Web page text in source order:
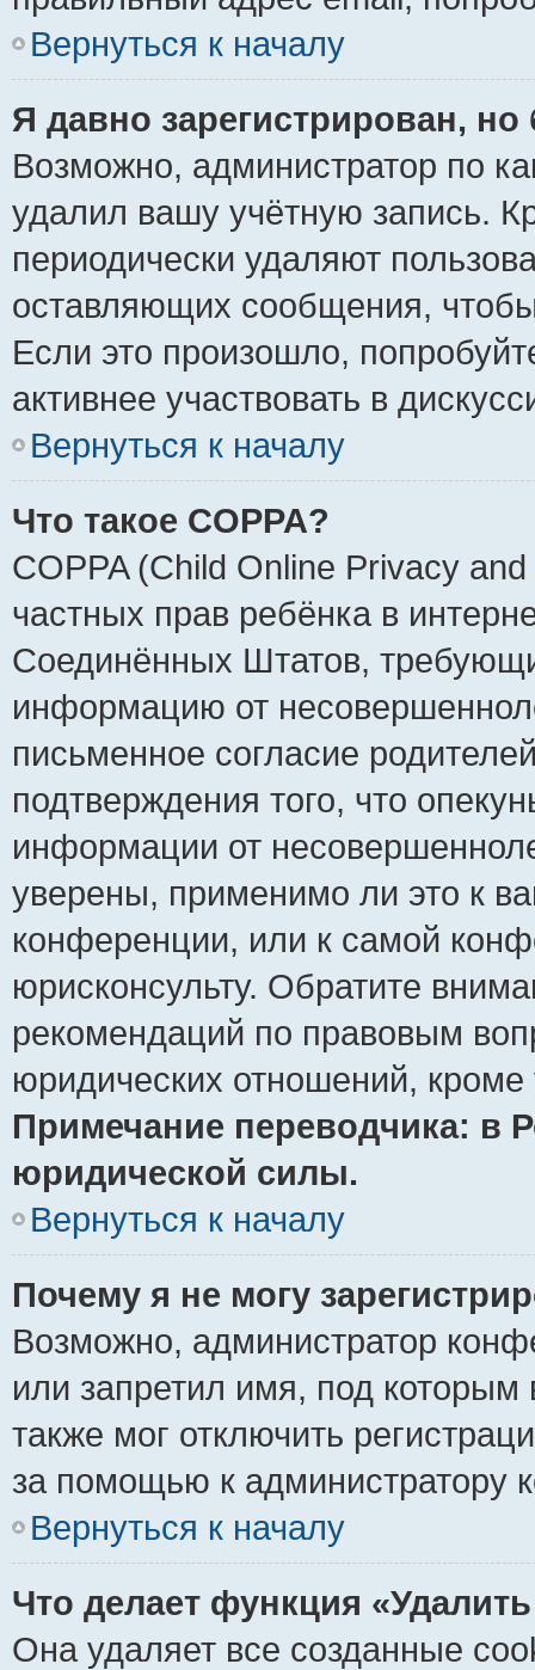
Вернуться к началу
Я давно зарегистрирован,
Возможно, администратор по
удалил вашу учётную запись.
периодически удаляют
оставляющих сообщения,
Если это произошло,
активнее участвовать в
Вернуться к началу
Что такое COPPA?
COPPA (Child Online Privacy
частных прав ребёнка в
Соединённых Штатов,
информацию от
письменное согласие
подтверждения того, что
информации от
уверены, применимо ли это к
конференции, или к самой
юрисконсульту. Обратите
рекомендаций по правовым
юридических отношений,
Примечание переводчика: в
юридической силы.
Вернуться к началу
Почему я не могу
Возможно, администратор
или запретил имя, под которым
также мог отключить
за помощью к администратору
Вернуться к началу
Что делает функция
Она удаляет все созданные